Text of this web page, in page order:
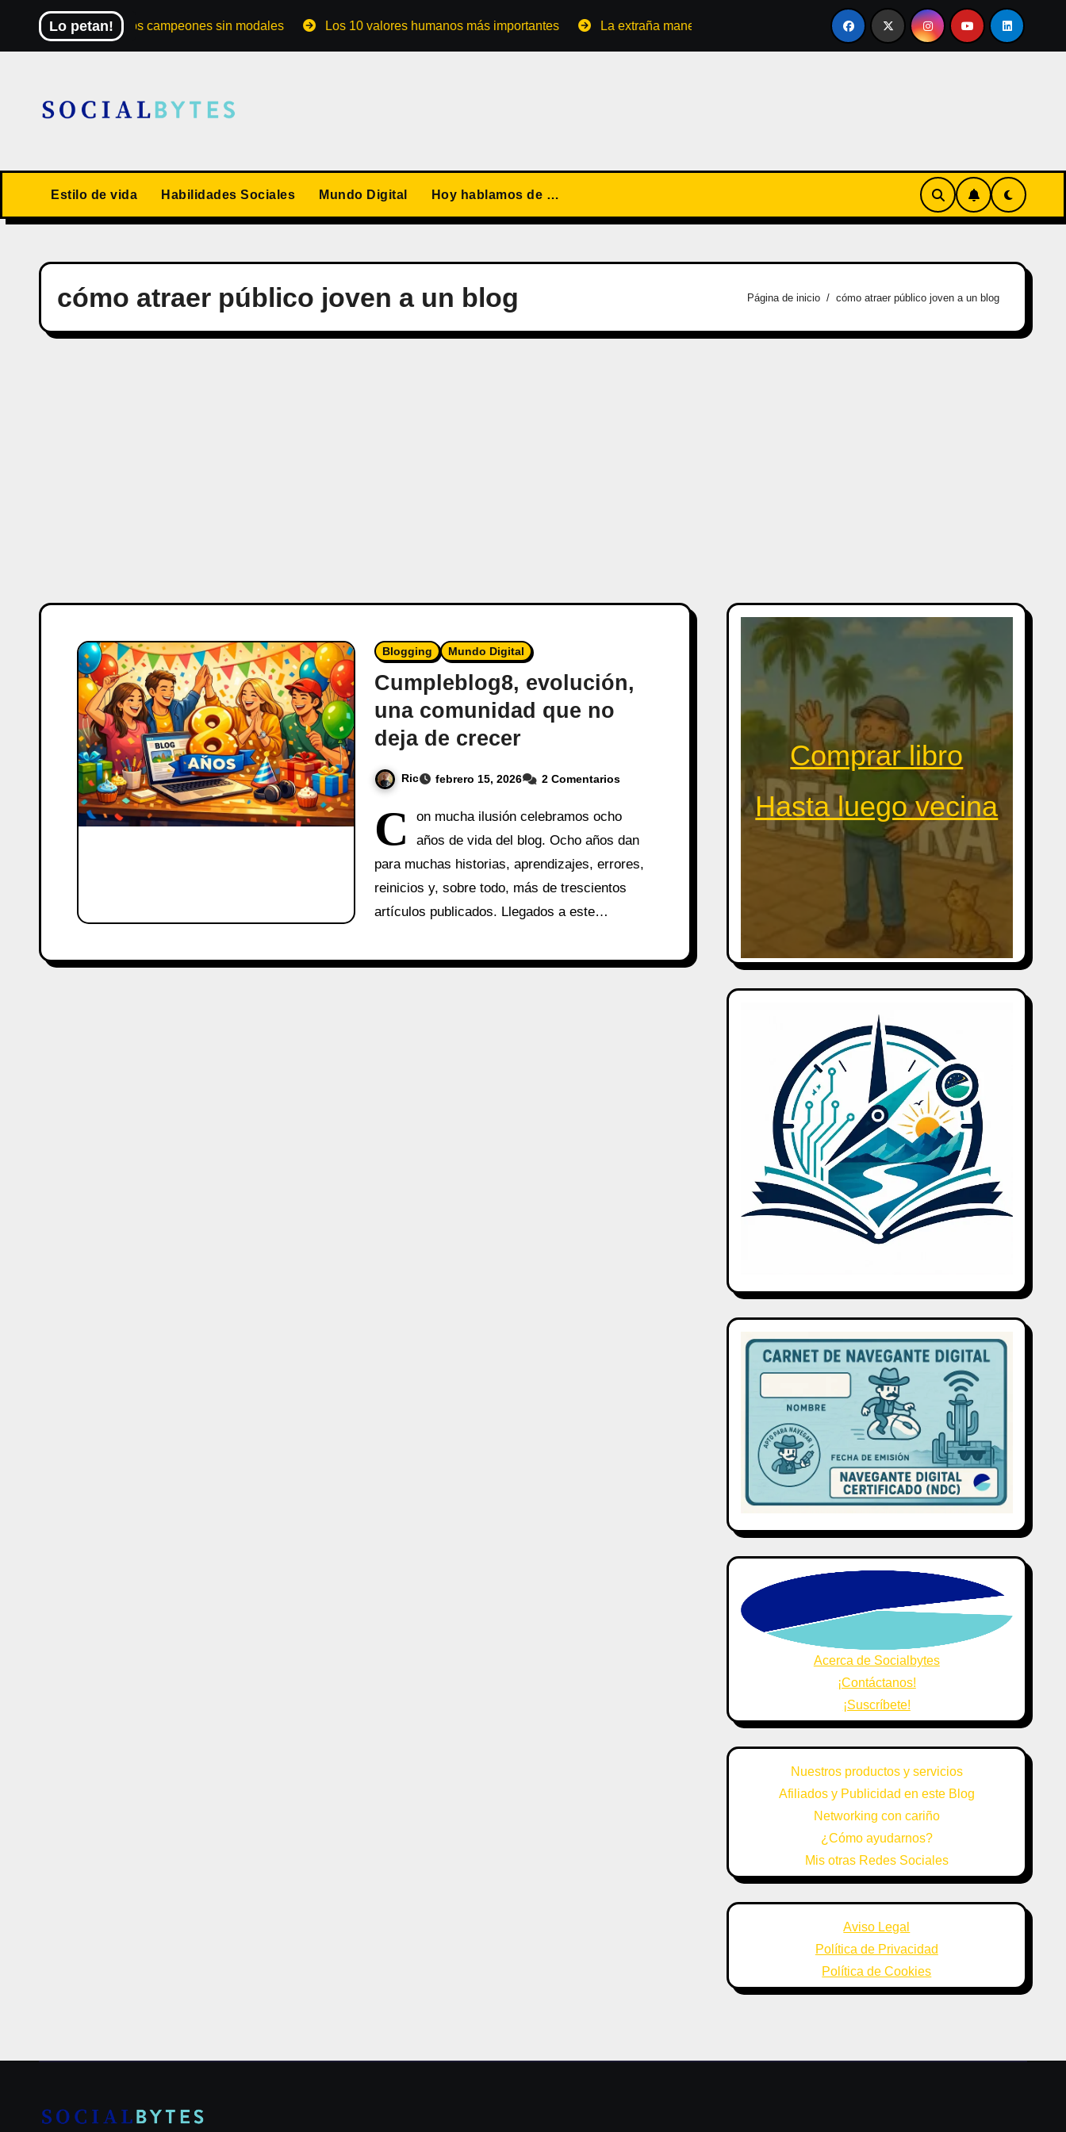
contenido
Lo petan!
El Mundial de los campeones sin modales Los 10 valores humanos más importantes La extraña manera de convertirse en familia El primer tour de la India Chiquitina
Estilo de vida Habilidades Sociales Mundo Digital Hoy hablamos de …
cómo atraer público joven a un blog Página de inicio cómo atraer público joven a un blog
Blogging Mundo Digital
Cumpleblog8, evolución,
una comunidad que no
deja de crecer
Ric febrero 15, 2026 2 Comentarios
C
on mucha ilusión celebramos ocho
años de vida del blog. Ocho años dan
para muchas historias, aprendizajes, errores,
reinicios y, sobre todo, más de trescientos
artículos publicados. Llegados a este…
Comprar libro
Hasta luego vecina
Acerca de Socialbytes
¡Contáctanos!
¡Suscríbete!
Nuestros productos y servicios
Afiliados y Publicidad en este Blog
Networking con cariño
¿Cómo ayudarnos?
Mis otras Redes Sociales
Aviso Legal
Política de Privacidad
Política de Cookies